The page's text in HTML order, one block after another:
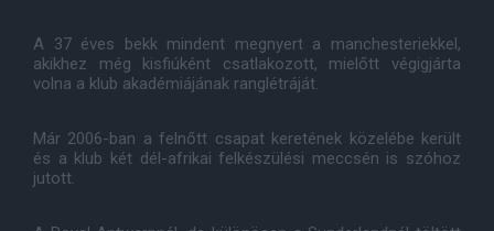
A 37 éves bekk mindent megnyert a manchesteriekkel,
akikhez még kisfiúként csatlakozott, mielőtt végigjárta
volna a klub akadémiájának ranglétráját.
Már 2006-ban a felnőtt csapat keretének közelébe került
és a klub két dél-afrikai felkészülési meccsén is szóhoz
jutott.